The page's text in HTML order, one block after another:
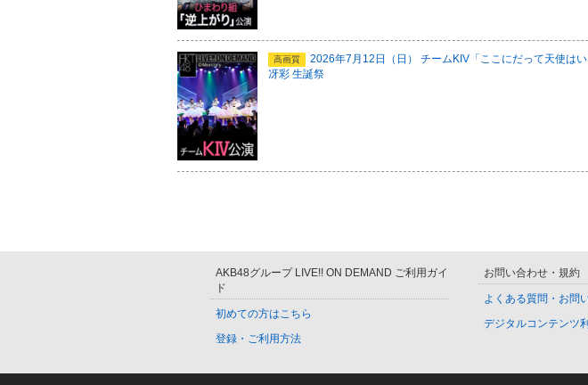
高画質
2026年7月12日（日） チームKIV「ここにだって天使は
冴彩 生誕祭
AKB48グループ LIVE!! ON DEMAND ご利用ガイ
ド
初めての方はこちら
登録・ご利用方法
お問い合わせ・規約
よくある質問・お問
デジタルコンテンツ